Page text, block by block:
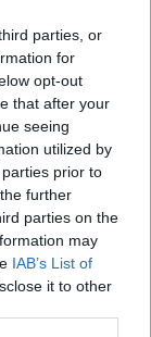
parties, or
for
opt-out
that after your
seeing
utilized by
prior to
further
parties on the
may
IAB’s List of
it to other
μισθό -
από το